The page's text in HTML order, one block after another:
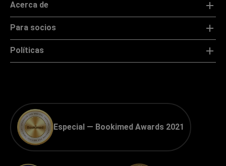
Acerca de
Para socios
Políticas
Especial — Bookimed Awards 2021